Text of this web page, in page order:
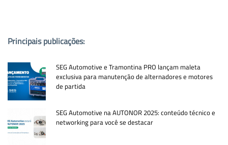
Principais publicações:
SEG Automotive e Tramontina PRO lançam maleta
exclusiva para manutenção de alternadores e motores
de partida
SEG Automotive na AUTONOR 2025: conteúdo técnico e
networking para você se destacar